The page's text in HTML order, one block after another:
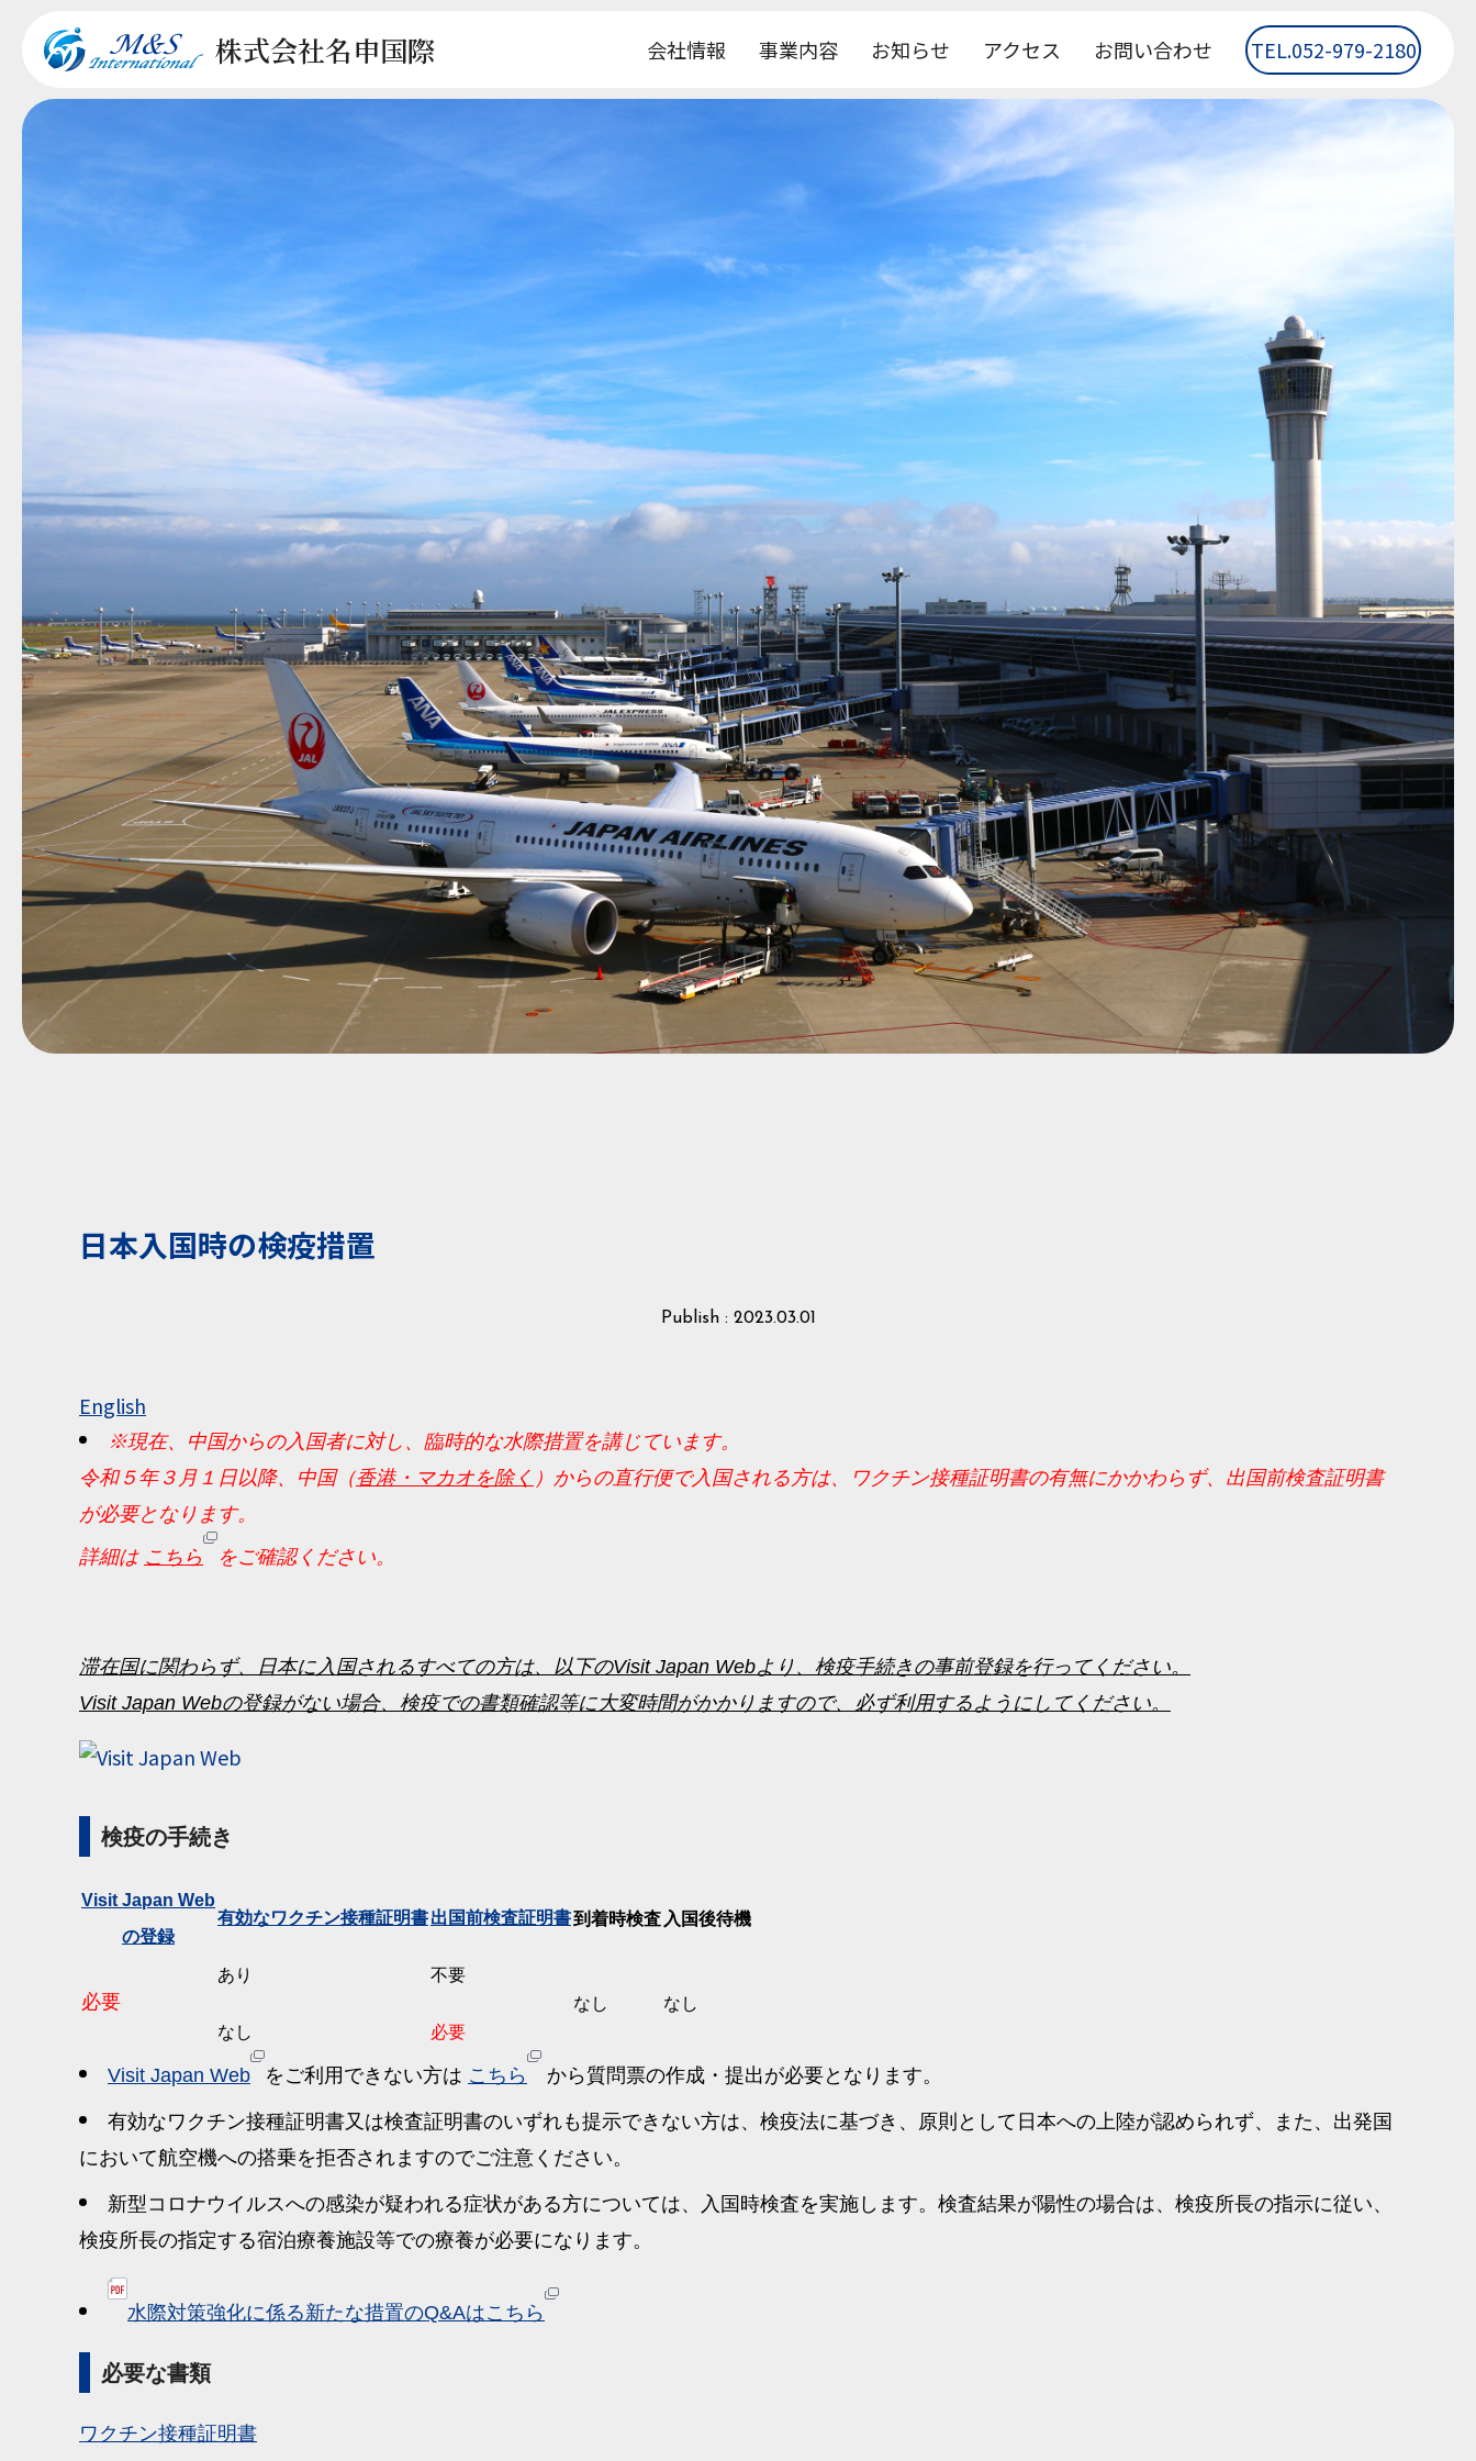
株式会社名申国際 会社情報 事業内容 お知らせ アクセス お問い合わせ TEL.052-979-2180
日本入国時の検疫措置
Publish : 2023.03.01
English
※現在、中国からの入国者に対し、臨時的な水際措置を講じています。
令和５年３月１日以降、中国（香港・マカオを除く ）からの直行便で入国される方は、ワクチン接種証明書の有無にかかわらず、出国前検査証明書
が必要となります。
詳細は こちら をご確認ください。
滞在国に関わらず、日本に入国されるすべての方は、以下のVisit Japan Webより、検疫手続きの事前登録を行ってください。
Visit Japan Webの登録がない場合、検疫での書類確認等に大変時間がかかりますので、必ず利用するようにしてください。
検疫の手続き
Visit Japan Web
の登録
有効なワクチン接種証明書出国前検査証明書到着時検査 入国後待機
必要
あり
不要
なし
なし
なし
必要
Visit Japan Web をご利用できない方は こちら から質問票の作成・提出が必要となります。
有効なワクチン接種証明書又は検査証明書のいずれも提示できない方は、検疫法に基づき、原則として日本への上陸が認められず、また、出発国
において航空機への搭乗を拒否されますのでご注意ください。
新型コロナウイルスへの感染が疑われる症状がある方については、入国時検査を実施します。検査結果が陽性の場合は、検疫所長の指示に従い、
検疫所長の指定する宿泊療養施設等での療養が必要になります。
水際対策強化に係る新たな措置のQ&Aはこちら
必要な書類
ワクチン接種証明書